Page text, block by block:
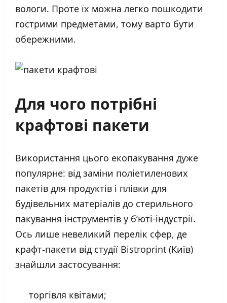
вологи. Проте їх можна легко пошкодити
гострими предметами, тому варто бути
обережними.
Для чого потрібні
крафтові пакети
Використання цього екопакування дуже
популярне: від заміни поліетиленових
пакетів для продуктів і плівки для
будівельних матеріалів до стерильного
пакування інструментів у б’юті-індустрії.
Ось лише невеликий перелік сфер, де
крафт-пакети від студії Bistroprint (Київ)
знайшли застосування:
торгівля квітами;